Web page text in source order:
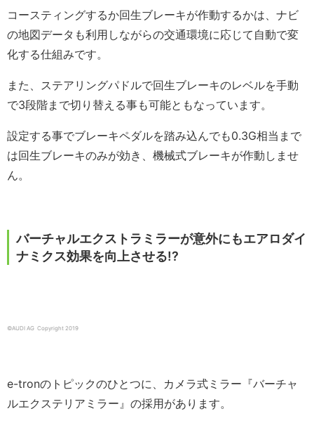
コースティングするか回生ブレーキが作動するかは、ナビ
の地図データも利用しながらの交通環境に応じて自動で変
化する仕組みです。
また、ステアリングパドルで回生ブレーキのレベルを手動
で3段階まで切り替える事も可能ともなっています。
設定する事でブレーキペダルを踏み込んでも0.3G相当まで
は回生ブレーキのみが効き、機械式ブレーキが作動しませ
ん。
バーチャルエクストラミラーが意外にもエアロダイ
ナミクス効果を向上させる!?
©AUDI AG Copyright 2019
e-tronのトピックのひとつに、カメラ式ミラー『バーチャ
ルエクステリアミラー』の採用があります。